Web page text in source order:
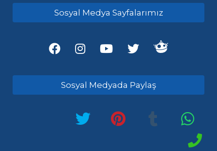
Sosyal Medya Sayfalarımız
Sosyal Medyada Paylaş